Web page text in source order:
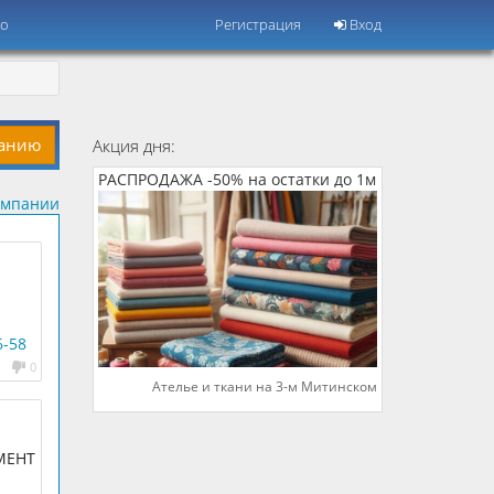
Регистрация Вход
58
0
Акция дня:
РАСПРОДАЖА -50% на остатки до 1м
Ателье и ткани на 3-м Митинском